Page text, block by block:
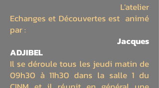
L'atelier
Echanges et Découvertes est animé
par :
Jacques
ADJIBEL
Il se déroule tous les jeudi matin de
09h30 à 11h30 dans la salle 1 du